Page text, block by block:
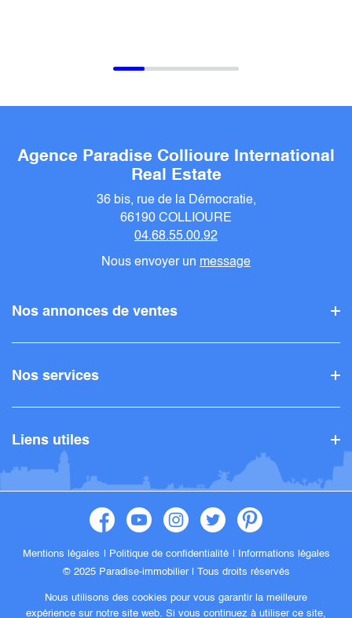
Agence Paradise Collioure International
Real Estate
36 bis, rue de la Démocratie,
66190 COLLIOURE
04.68.55.00.92
Nous envoyer unmessage
Nos annonces de ventes
Nos services
Liens utiles
Mentions légales Politique de confidentialité
Informations légales
© 2025 Paradise-immobilier | Tous droits réservés
Nous utilisons des cookies pour vous garantir la meilleure
expérience sur notre site web. Si vous continuez à utiliser ce site,